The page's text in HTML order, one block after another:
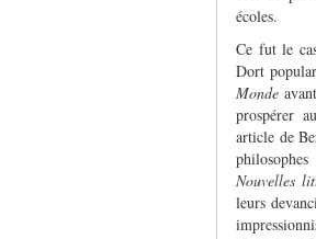
écoles.
Ce fut le
Dort
Monde
prospérer
article de
Nouvelles
leurs